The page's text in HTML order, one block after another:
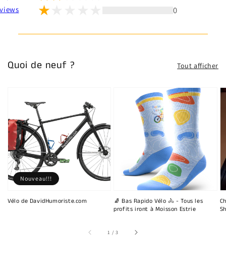
0
Quoi de neuf ? Tout afficher
Vélo de DavidHumoriste.com
Nouveau!!!
🧦 Bas Rapido Vélo 🚴 - Tous les
profits iront à Moisson Estrie
1 /sur
3